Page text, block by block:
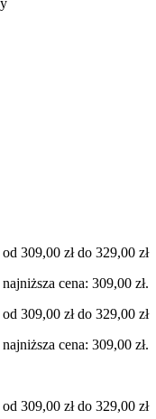
309,00 zł do 329,00 zł
cena: 309,00 zł.
309,00 zł do 329,00 zł
cena: 309,00 zł.
309,00 zł do 329,00 zł